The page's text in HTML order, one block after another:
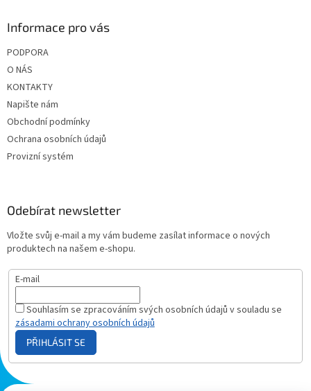
Informace pro vás
PODPORA
O NÁS
KONTAKTY
Napište nám
Obchodní podmínky
Ochrana osobních údajů
Provizní systém
Odebírat newsletter
Vložte svůj e-mail a my vám budeme zasílat informace o nových
produktech na našem e-shopu.
E-mail
Souhlasím se zpracováním svých osobních údajů v souladu se
zásadami ochrany osobních údajů
PŘIHLÁSIT SE